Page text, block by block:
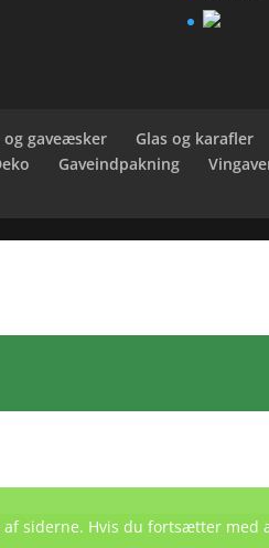
gaveæsker Glas og karafler
Gaveindpakning
siderne. Hvis du fortsætter